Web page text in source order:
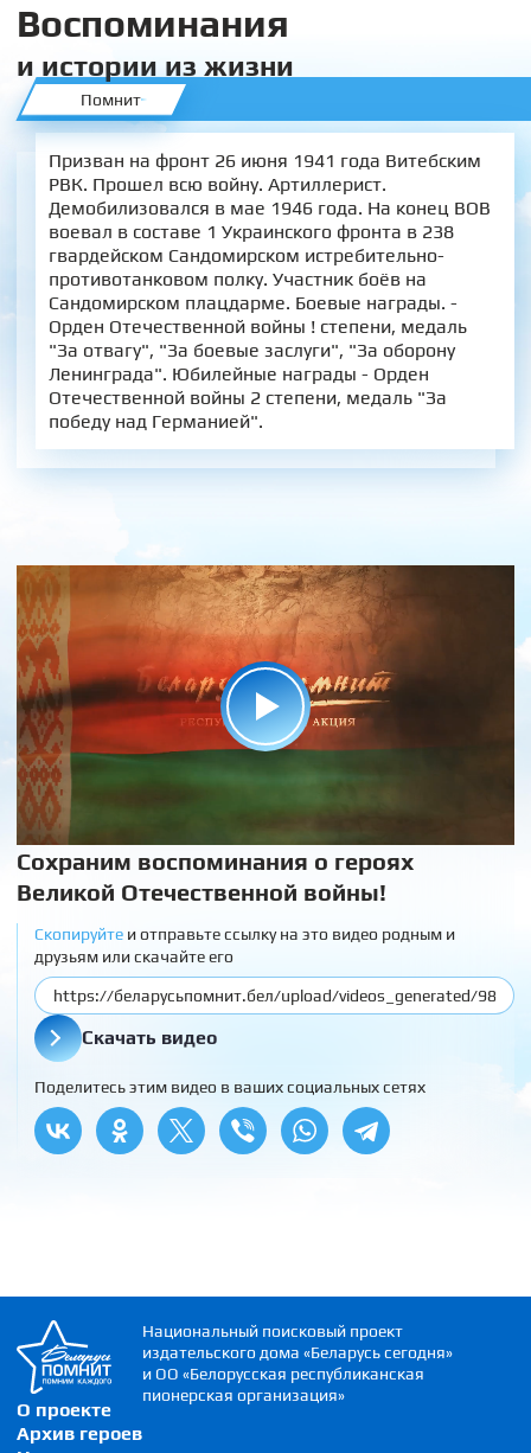
Воспоминания
и истории из жизни
Помнит
Призван на фронт 26 июня 1941 года Витебским
РВК. Прошел всю войну. Артиллерист.
Демобилизовался в мае 1946 года. На конец ВОВ
воевал в составе 1 Украинского фронта в 238
гвардейском Сандомирском истребительно-
противотанковом полку. Участник боёв на
Сандомирском плацдарме. Боевые награды. -
Орден Отечественной войны ! степени, медаль
"За отвагу", "За боевые заслуги", "За оборону
Ленинграда". Юбилейные награды - Орден
Отечественной войны 2 степени, медаль "За
победу над Германией".
Сохраним воспоминания о героях
Великой Отечественной войны!
Скопируйтеи отправьте ссылку на это видео родным и
друзьям или скачайте его
Скачать видео
Поделитесь этим видео в ваших социальных сетях
О проекте
Архив героев
Национальный поисковый проект
издательского дома «Беларусь сегодня»
и ОО «Белорусская республиканская
пионерская организация»